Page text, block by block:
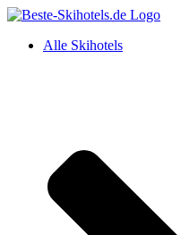
Alle Skihotels